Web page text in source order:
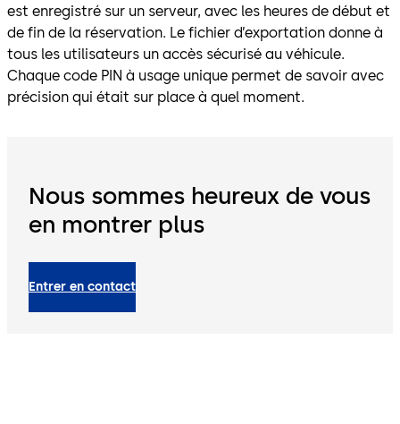
est enregistré sur un serveur, avec les heures de début et
de fin de la réservation. Le fichier d’exportation donne à
tous les utilisateurs un accès sécurisé au véhicule.
Chaque code PIN à usage unique permet de savoir avec
précision qui était sur place à quel moment.
Nous sommes heureux de vous
en montrer plus
Entrer en contact